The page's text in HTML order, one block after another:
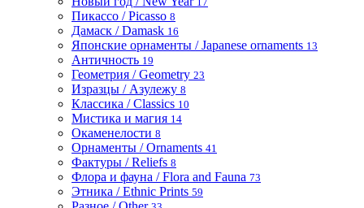
Пикассо / Picasso 8
Дамаск / Damask 16
Японские орнаменты / Japanese ornaments 13
Античность 19
Геометрия / Geometry 23
Изразцы / Азулежу 8
Классика / Classics 10
Мистика и магия 14
Окаменелости 8
Орнаменты / Ornaments 41
Фактуры / Reliefs 8
Флора и фауна / Flora and Fauna 73
Этника / Ethnic Prints 59